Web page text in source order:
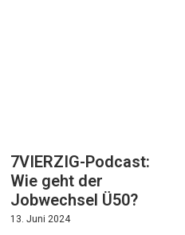
7VIERZIG-Podcast:
Wie geht der
Jobwechsel Ü50?
13. Juni 2024